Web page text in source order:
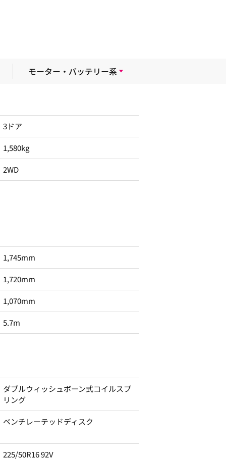
モーター・バッテリー系
3ドア
1,580kg
2WD
1,745mm
1,720mm
1,070mm
5.7m
ダブルウィッシュボーン式コイルスプ
リング
ベンチレーテッドディスク
225/50R16 92V